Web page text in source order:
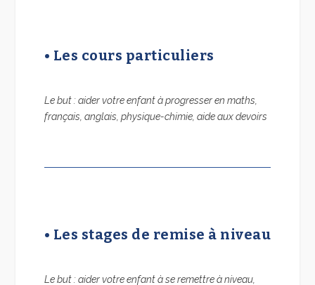
• Les cours particuliers
Le but : aider votre enfant à progresser en maths,
français, anglais, physique-chimie, aide aux devoirs
• Les stages de remise à niveau
Le but : aider votre enfant à se remettre à niveau,